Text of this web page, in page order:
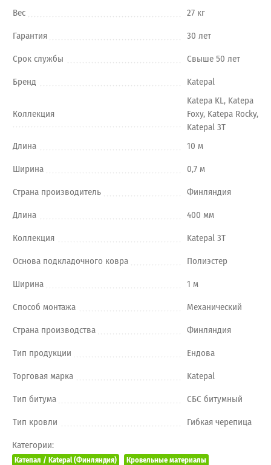
Вес 27 кг
Гарантия 30 лет
Срок службы Свыше 50 лет
Бренд Katepal
Коллекция
Katepa KL, Katepa
Foxy, Katepa Rocky,
Katepal 3T
Длина
10 м
Ширина 0,7 м
Страна производитель Финляндия
Длина 400 мм
Коллекция Katepal 3T
Основа подкладочного ковра Полиэстер
Ширина 1 м
Способ монтажа Механический
Страна производства Финляндия
Тип продукции Ендова
Торговая марка Katepal
Тип битума СБС битумный
Тип кровли Гибкая черепица
Категории:
Катепал / Katepal (Финляндия)
Кровельные материалы